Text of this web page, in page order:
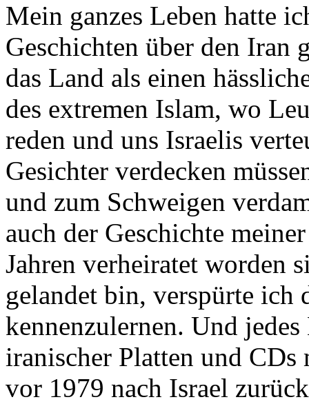
Mein ganzes Leben hatte
Geschichten über den Iran
das Land als einen
des extremen Islam, wo
reden und uns Israelis
Gesichter verdecken
und zum Schweigen
auch der Geschichte
Jahren verheiratet worden
gelandet bin, verspürte ich
kennenzulernen. Und
iranischer Platten und
vor 1979 nach Israel